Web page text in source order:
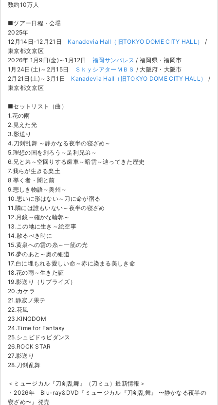
公演登録依頼
不正転売禁止法について
チケットジャムの取り組み
数約10万人
■ツアー日程・会場
2025年
12月14日-12月21日 Kanadevia Hall（旧TOKYO DOME CITY HALL）
/
東京都文京区
2026年 1月9日(金)～1月12日福岡サンパレス / 福岡県・福岡市
1月24日(土)～2月15日
ＳｋｙシアターＭＢＳ / 大阪府・大阪市
2月21日(土)～3月1日 Kanadevia Hall（旧TOKYO DOME CITY HALL）
/
東京都文京区
■セットリスト（曲）
1.花の雨
2.見えた光
3.影送り
4.刀剣乱舞 ～静かなる夜半の寝ざめ～
5.理想の国を創ろう～足利兄弟～
6.兄と弟～空回りする歯車～暗雲～辿ってきた歴史
7.我らが生きる楽土
8.導く者・闇と前
9.悲しき物語～奥州～
10.思いに形はない～刀に命が宿る
11.隣には誰もいない～夜半の寝ざめ
12.月鏡～確かな輪郭～
13.この地に生き～絵空事
14.散るべき時に
15.黄泉への雲の糸～一筋の光
16.夢のあと～奥の細道
17.白に埋もれる愛しい命～赤に染まる美しき命
18.花の雨～生きた証
19.影送り（リプライズ）
20.カケラ
21.静寂ノ果テ
22.花風
23.KINGDOM
24.Time for Fantasy
25.シュビドゥビダンス
26.ROCK STAR
27.影送り
28.刀剣乱舞
＜ミュージカル『刀剣乱舞』（刀ミュ）最新情報＞
・2026年 Blu-ray&DVD『ミュージカル『刀剣乱舞』 〜静かなる夜半の
寝ざめ〜』発売